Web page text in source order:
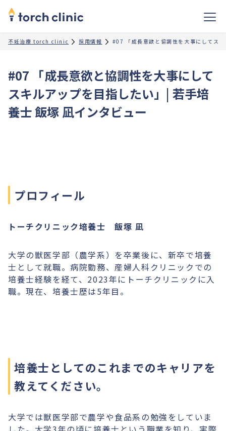
不妊治療 torch clinic 採用情報 #07 「成長意欲と協調性を大事にしてス
#07 「成長意欲と協調性を大事にして
スキルアップを目指したい」| 若手培
養士 飯塚 凪インタビュー
プロフィール
トーチクリニック培養士 飯塚 凪
大学の獣医学部（農学系）を卒業後に、新卒で培養
士として就職。病院勤務、産婦人科クリニックでの
培養士経験を経て、2023年にトーチクリニックに入
職。現在、培養士歴は5年目。
培養士としてのこれまでのキャリアを
教えてください。
大学では獣医学部で農学や食品系の勉強をしていま